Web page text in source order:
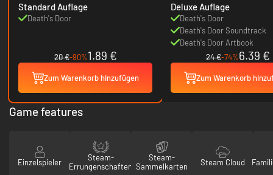
Standard Auflage
Death's Door
20 €-90%1.89 €
Zum Warenkorb hinzufügen
Deluxe Auflage
Death's Door
Death's Door Soundtrack
Death's Door Artbook
24 €-74%6.39 €
Zum Warenkorb
Game features
Einzelspieler
Steam-
Errungenschaften
Steam-
Sammelkarten
Steam Cloud